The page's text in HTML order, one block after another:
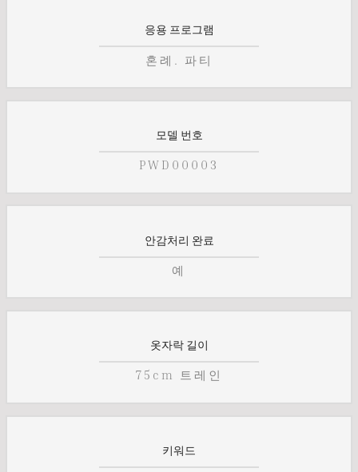
응용 프로그램
혼례. 파티
모델 번호
PWD00003
안감처리 완료
예
옷자락 길이
75cm 트레인
키워드